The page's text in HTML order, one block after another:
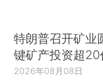
特朗普召开矿业
键矿产投资超20
2026年08月08日